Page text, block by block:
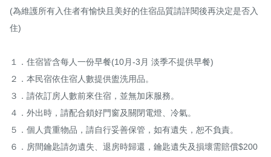
(為維護所有入住者有愉快且美好的住宿品質請詳閱後再決定是否入
住)
１．住宿皆含每人一份早餐(10月-3月 淡季不提供早餐)
２．本民宿依住宿人數提供盥洗用品。
３．請依訂房人數前來住宿，並無加床服務。
４．外出時，請配合鎖好門窗及關閉電燈、冷氣。
５．個人貴重物品，請自行妥善保管，如有遺失，恕不負責。
６．房間鑰匙請勿遺失、退房時歸還，鑰匙遺失及損壞需賠償$200